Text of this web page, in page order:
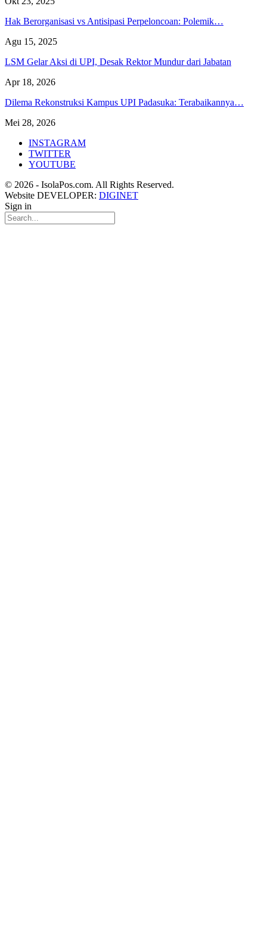
Hak Berorganisasi vs Antisipasi Perpeloncoan: Polemik…
Agu 15, 2025
LSM Gelar Aksi di UPI, Desak Rektor Mundur dari Jabatan
Apr 18, 2026
Dilema Rekonstruksi Kampus UPI Padasuka: Terabaikannya…
Mei 28, 2026
INSTAGRAM
TWITTER
YOUTUBE
© 2026 - IsolaPos.com. All Rights Reserved.
Website DEVELOPER: DIGINET
Sign in